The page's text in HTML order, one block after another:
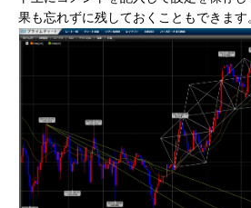
果も忘れずに残しておくこともできます